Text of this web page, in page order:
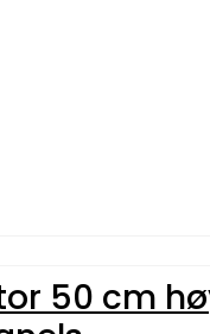
50 cm